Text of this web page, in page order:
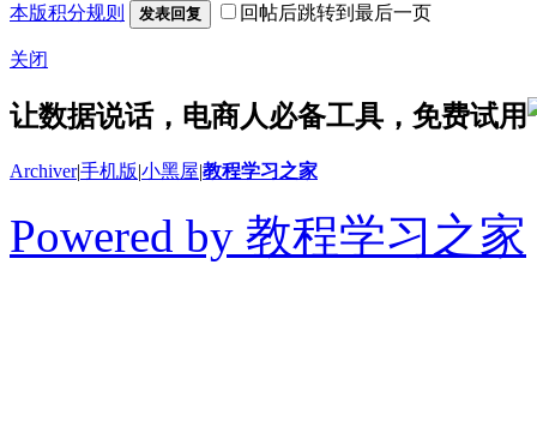
本版积分规则 发表回复 回帖后跳转到最后一页
关闭
让数据说话，电商人必备工具，免费试用
Archiver|手机版|小黑屋|教程学习之家
Powered by 教程学习之家